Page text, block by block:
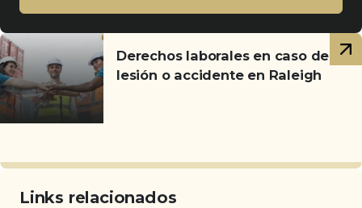
Artículos
relacionados
Derechos laborales en caso de
lesión o accidente en Raleigh
Links relacionados